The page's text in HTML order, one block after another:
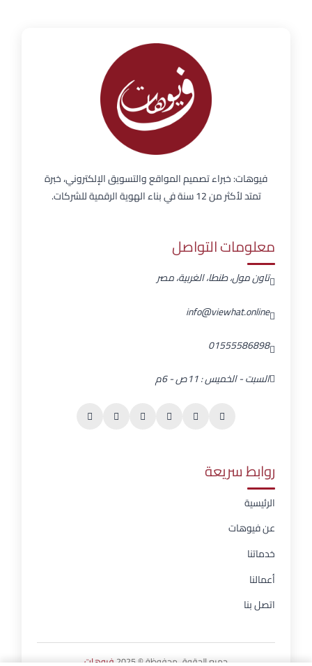
فيوهات: خبراء تصميم المواقع والتسويق الإلكتروني، خبرة
تمتد لأكثر من 12 سنة في بناء الهوية الرقمية للشركات.
معلومات التواصل
تاون مول، طنطا، الغربية، مصر
info@viewhat.online
01555586898
السبت - الخميس : 11ص - 6م
روابط سريعة
الرئيسية
عن فيوهات
خدماتنا
أعمالنا
اتصل بنا
جميع الحقوق محفوظة © 2025 فيوهات